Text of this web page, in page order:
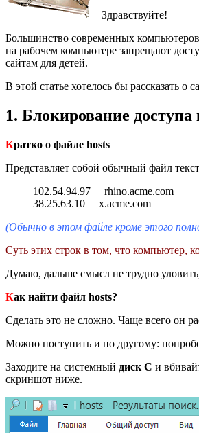
Здравствуйте!
Большинство современных
на рабочем компьютере запрещают
сайтам для детей.
В этой статье хотелось бы рассказать
1. Блокирование
Кратко о файле hosts
Представляет собой обычный файл
102.54.94.97 rhino.acme.com
38.25.63.10 x.acme.com
(Обычно в этом файле кроме этого
Суть этих строк в том, что компьютер,
Думаю, дальше смысл не трудно
Как найти файл hosts?
Сделать это не сложно. Чаще всего он
Можно поступить и по другому:
Заходите на системный диск C и
скриншот ниже.